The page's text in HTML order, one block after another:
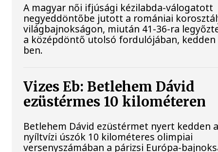
A magyar női ifjúsági kézilabda-válogatott
negyeddöntőbe jutott a romániai
világbajnokságon, miután 41-36-ra
a középdöntő utolsó fordulójában,
ben.
Vizes Eb: Betlehem Dávid
ezüstérmes 10 kilométeren
Betlehem Dávid ezüstérmet nyert kedden
nyíltvízi úszók 10 kilométeres olimpiai
versenyszámában a párizsi Európa-